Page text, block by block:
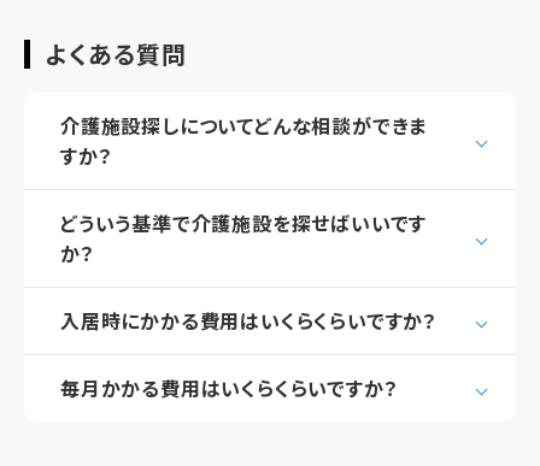
よくある質問
介護施設探しについてどんな相談ができま
すか？
どういう基準で介護施設を探せばいいです
か？
入居時にかかる費用はいくらくらいですか？
毎月かかる費用はいくらくらいですか？